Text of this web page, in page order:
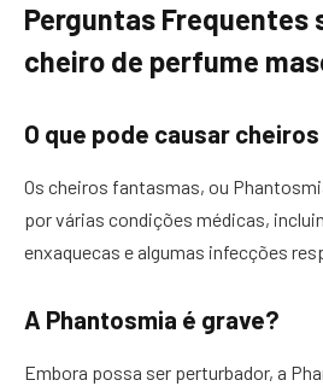
Perguntas Frequentes
cheiro de perfume
O que pode causar
Os cheiros fantasmas, ou
por várias condições médicas,
enxaquecas e algumas infecções
A Phantosmia é grave?
Embora possa ser perturbador, a